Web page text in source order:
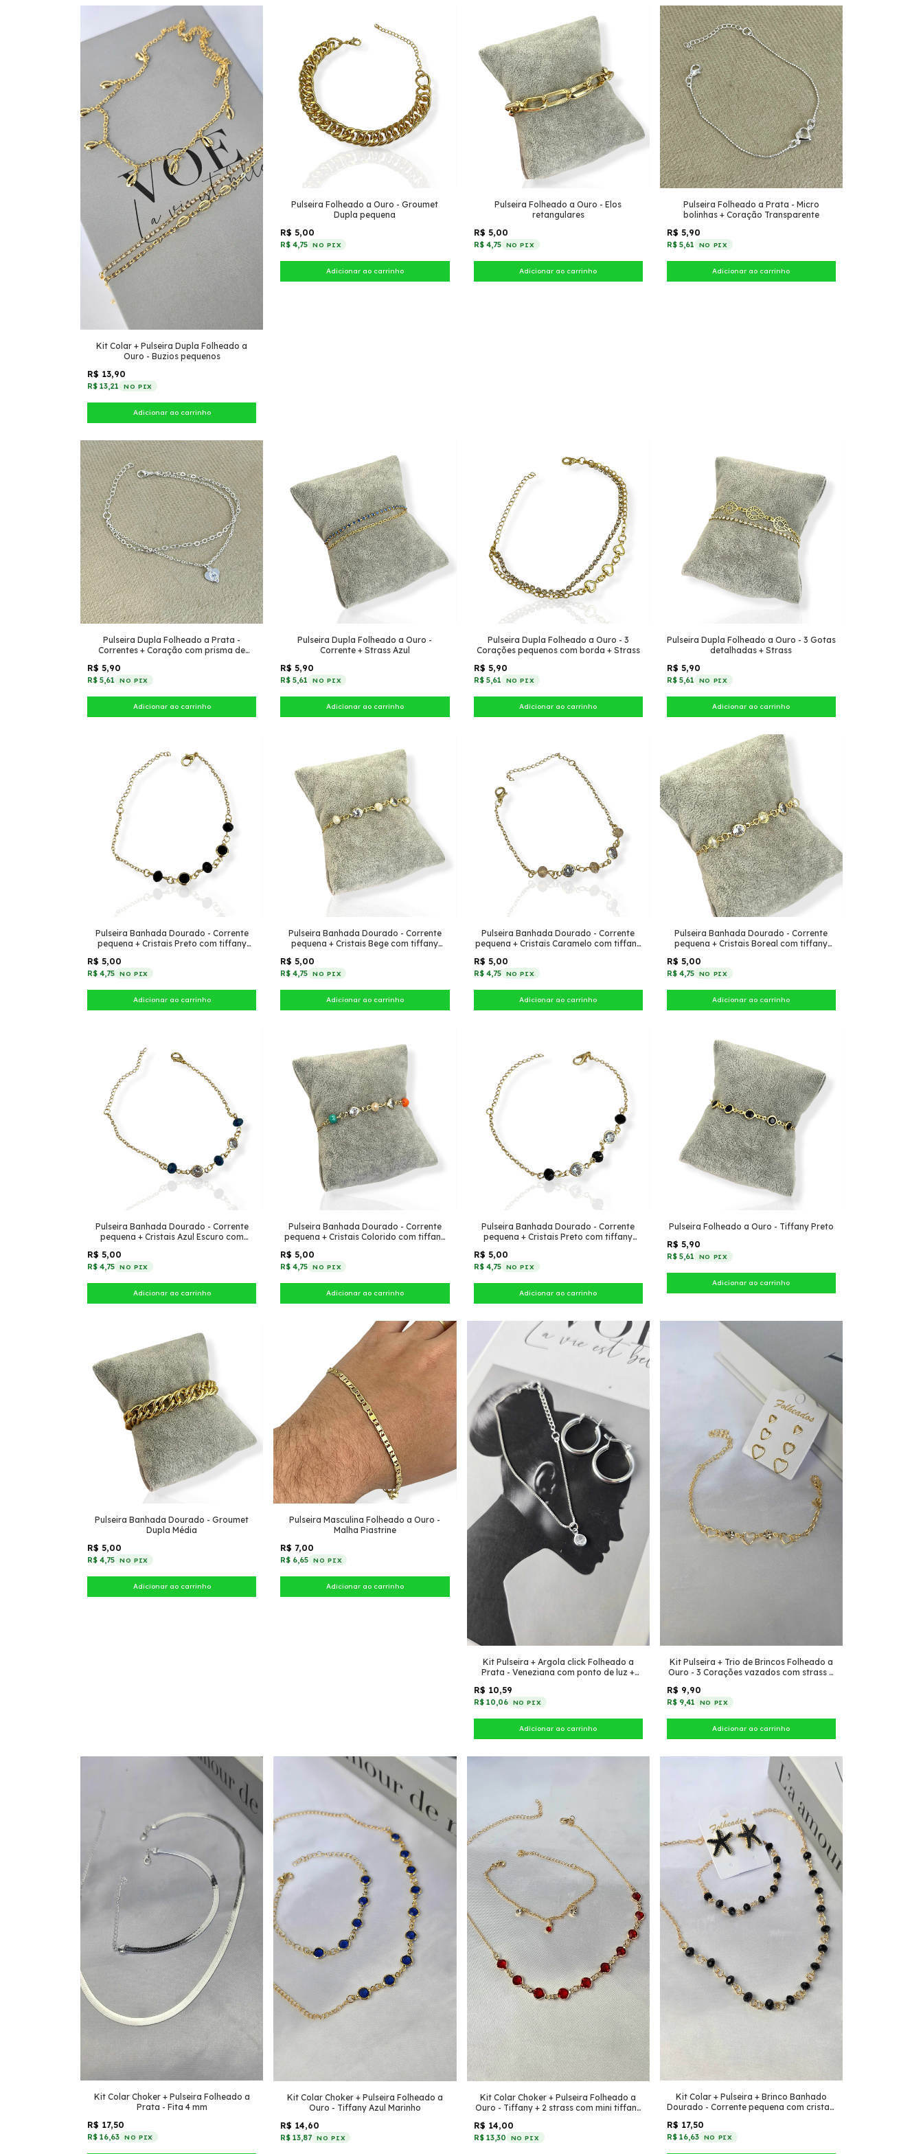
Kit Colar + Pulseira Dupla Folheado a
Ouro - Buzios pequenos
R$ 13,90
R$ 13,21 NO PIX
Pulseira Folheado a Ouro - Groumet
Dupla pequena
R$ 5,00
R$ 4,75 NO PIX
Pulseira Folheado a Ouro - Elos
retangulares
R$ 5,00
R$ 4,75 NO PIX
Pulseira Folheado a Prata - Micro
bolinhas + Coração Transparente
R$ 5,90
R$ 5,61 NO PIX
Pulseira Dupla Folheado a Prata -
Correntes + Coração com prisma de
R$ 5,90
R$ 5,61 NO PIX
Pulseira Dupla Folheado a Ouro -
Corrente + Strass Azul
R$ 5,90
R$ 5,61 NO PIX
Pulseira Dupla Folheado a Ouro - 3
Corações pequenos com borda + Strass
R$ 5,90
R$ 5,61 NO PIX
Pulseira Dupla Folheado a Ouro - 3 Gotas
detalhadas + Strass
R$ 5,90
R$ 5,61 NO PIX
Pulseira Banhada Dourado - Corrente
pequena + Cristais Preto com tiffany
R$ 5,00
R$ 4,75 NO PIX
Pulseira Banhada Dourado - Corrente
pequena + Cristais Bege com tiffany
R$ 5,00
R$ 4,75 NO PIX
Pulseira Banhada Dourado - Corrente
pequena + Cristais Caramelo com tiffany
R$ 5,00
R$ 4,75 NO PIX
Pulseira Banhada Dourado - Corrente
pequena + Cristais Boreal com tiffany
R$ 5,00
R$ 4,75 NO PIX
Pulseira Banhada Dourado - Corrente
pequena + Cristais Azul Escuro com
R$ 5,00
R$ 4,75 NO PIX
Pulseira Banhada Dourado - Corrente
pequena + Cristais Colorido com tiffany
R$ 5,00
R$ 4,75 NO PIX
Pulseira Banhada Dourado - Corrente
pequena + Cristais Preto com tiffany
R$ 5,00
R$ 4,75 NO PIX
Pulseira Folheado a Ouro - Tiffany Preto
R$ 5,90
R$ 5,61 NO PIX
Pulseira Banhada Dourado - Groumet
Dupla Média
R$ 5,00
R$ 4,75 NO PIX
Pulseira Masculina Folheado a Ouro -
Malha Piastrine
R$ 7,00
R$ 6,65 NO PIX
Kit Pulseira + Argola click Folheado a
Prata - Veneziana com ponto de luz +
R$ 10,59
R$ 10,06 NO PIX
Kit Pulseira + Trio de Brincos Folheado a
Ouro - 3 Corações vazados com strass +
R$ 9,90
R$ 9,41 NO PIX
Kit Colar Choker + Pulseira Folheado a
Prata - Fita 4 mm
R$ 17,50
R$ 16,63 NO PIX
Kit Colar Choker + Pulseira Folheado a
Ouro - Tiffany Azul Marinho
R$ 14,60
R$ 13,87 NO PIX
Kit Colar Choker + Pulseira Folheado a
Ouro - Tiffany + 2 strass com mini tiffany
R$ 14,00
R$ 13,30 NO PIX
Kit Colar + Pulseira + Brinco Banhado
Dourado - Corrente pequena com cristais
R$ 17,50
R$ 16,63 NO PIX